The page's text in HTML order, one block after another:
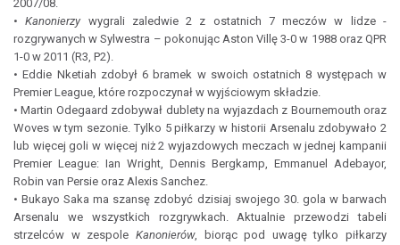
2007/08.
•Kanonierzywygrali zaledwie 2 z ostatnich 7 meczów w lidze -
rozgrywanych w Sylwestra – pokonując Aston Villę 3-0 w 1988 oraz QPR
1-0 w 2011 (R3, P2).
• Eddie Nketiah zdobył 6 bramek w swoich ostatnich 8 występach w
Premier League, które rozpoczynał w wyjściowym składzie.
• Martin Odegaard zdobywał dublety na wyjazdach z Bournemouth oraz
Woves w tym sezonie. Tylko 5 piłkarzy w historii Arsenalu zdobywało 2
lub więcej goli w więcej niż 2 wyjazdowych meczach w jednej kampanii
Premier League: Ian Wright, Dennis Bergkamp, Emmanuel Adebayor,
Robin van Persie oraz Alexis Sanchez.
• Bukayo Saka ma szansę zdobyć dzisiaj swojego 30. gola w barwach
Arsenalu we wszystkich rozgrywkach. Aktualnie przewodzi tabeli
strzelców w zespole Kanonierów, biorąc pod uwagę tylko piłkarzy